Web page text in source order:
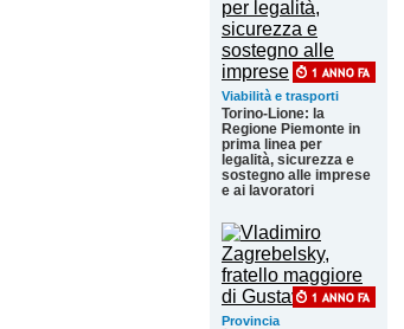
Viabilità e trasporti
Torino-Lione: la
Regione Piemonte in
prima linea per
legalità, sicurezza e
sostegno alle imprese
e ai lavoratori
Provincia